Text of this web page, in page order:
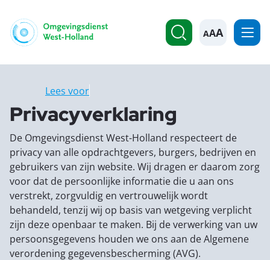
A
Lees voor
Privacyverklaring
De Omgevingsdienst West-Holland respecteert de
privacy van alle opdrachtgevers, burgers, bedrijven en
gebruikers van zijn website. Wij dragen er daarom zorg
voor dat de persoonlijke informatie die u aan ons
verstrekt, zorgvuldig en vertrouwelijk wordt
behandeld, tenzij wij op basis van wetgeving verplicht
zijn deze openbaar te maken. Bij de verwerking van uw
persoonsgegevens houden we ons aan de Algemene
verordening gegevensbescherming (AVG).